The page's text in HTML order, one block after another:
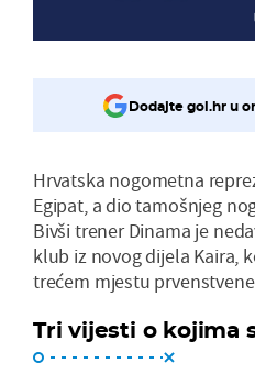
Dodajte gol.hr u
Hrvatska nogometna
Egipat, a dio tamošnjeg
Bivši trener Dinama je
klub iz novog dijela Kaira,
trećem mjestu
Tri vijesti o kojima